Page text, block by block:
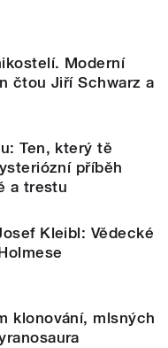
Moderní
čtou Jiří Schwarz a
Ten, který tě
příběh
a trestu
Kleibl: Vědecké
klonování, mlsných